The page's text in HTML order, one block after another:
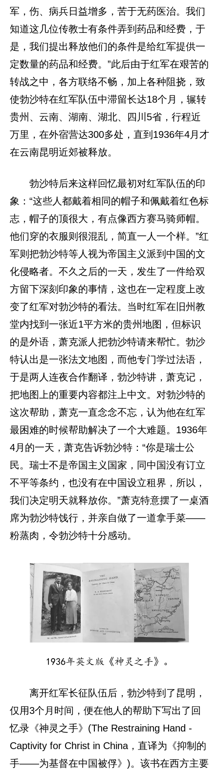
军，伤、病兵日益增多，苦于无药医治。我们
知道这几位传教士有条件弄到药品和经费，于
是，我们提出释放他们的条件是给红军提供一
定数量的药品和经费。”此后由于红军在艰苦的
转战之中，各方联络不畅，加上各种阻挠，致
使勃沙特在红军队伍中滞留长达18个月，辗转
贵州、云南、湖南、湖北、四川5省，行程近
万里，在外宿营达300多处，直到1936年4月才
在云南昆明近郊被释放。
勃沙特后来这样回忆最初对红军队伍的印
象：“这些人都戴着相同的帽子和佩戴着红色标
志，帽子的顶很大，有点像西方赛马骑师帽。
他们穿的衣服则很混乱，简直一人一个样。”红
军则把勃沙特等人视为帝国主义派到中国的文
化侵略者。不久之后的一天，发生了一件给双
方留下深刻印象的事情，这也在一定程度上改
变了红军对勃沙特的看法。当时红军在旧州教
堂内找到一张近1平方米的贵州地图，但标识
的是外语，萧克派人把勃沙特请来帮忙。勃沙
特认出是一张法文地图，而他专门学过法语，
于是两人连夜合作翻译，勃沙特讲，萧克记，
把地图上的重要内容都注上中文。对勃沙特的
这次帮助，萧克一直念念不忘，认为他在红军
最困难的时候帮助解决了一个大难题。1936年
4月的一天，萧克告诉勃沙特：“你是瑞士公
民。瑞士不是帝国主义国家，同中国没有订立
不平等条约，也没有在中国设立租界，所以，
我们决定明天就释放你。”萧克特意摆了一桌酒
席为勃沙特饯行，并亲自做了一道拿手菜——
粉蒸肉，令勃沙特十分感动。
1936年英文版《神灵之手》。
离开红军长征队伍后，勃沙特到了昆明，
仅用3个月时间，便在他人的帮助下写出了回
忆录《神灵之手》(The Restraining Hand -
Captivity for Christ in China，直译为《抑制的
手——为基督在中国被俘》)。该书在西方主要